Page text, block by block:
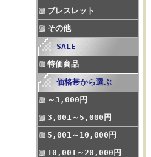
ブレスレット
その他
SALE
特価商品
価格帯から選ぶ
～3,000円
3,001～5,000円
5,001～10,000円
10,001～20,000円